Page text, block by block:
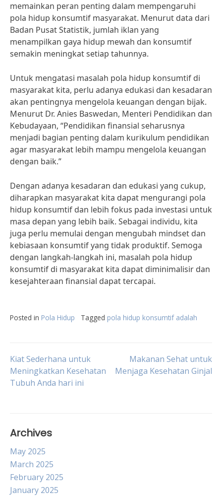
memainkan peran penting dalam mempengaruhi
pola hidup konsumtif masyarakat. Menurut data dari
Badan Pusat Statistik, jumlah iklan yang
menampilkan gaya hidup mewah dan konsumtif
semakin meningkat setiap tahunnya.
Untuk mengatasi masalah pola hidup konsumtif di
masyarakat kita, perlu adanya edukasi dan kesadaran
akan pentingnya mengelola keuangan dengan bijak.
Menurut Dr. Anies Baswedan, Menteri Pendidikan dan
Kebudayaan, “Pendidikan finansial seharusnya
menjadi bagian penting dalam kurikulum pendidikan
agar masyarakat lebih mampu mengelola keuangan
dengan baik.”
Dengan adanya kesadaran dan edukasi yang cukup,
diharapkan masyarakat kita dapat mengurangi pola
hidup konsumtif dan lebih fokus pada investasi untuk
masa depan yang lebih baik. Sebagai individu, kita
juga perlu memulai dengan mengubah mindset dan
kebiasaan konsumtif yang tidak produktif. Semoga
dengan langkah-langkah ini, masalah pola hidup
konsumtif di masyarakat kita dapat diminimalisir dan
kesejahteraan finansial dapat tercapai.
Posted in Pola Hidup Tagged pola hidup konsumtif adalah
Post
navigation
Kiat Sederhana untuk
Meningkatkan Kesehatan
Tubuh Anda hari ini
Makanan Sehat untuk
Menjaga Kesehatan Ginjal
Archives
May 2025
March 2025
February 2025
January 2025